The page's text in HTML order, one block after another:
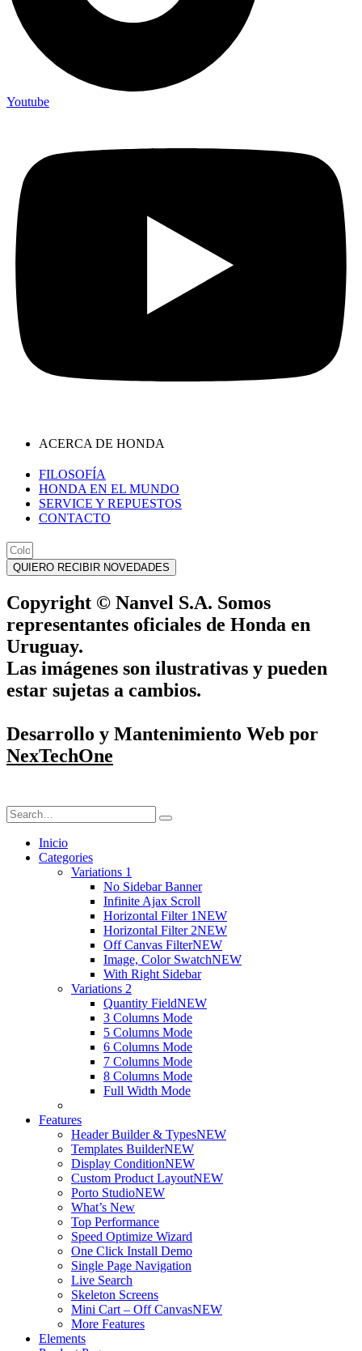
Youtube
ACERCA DE HONDA
FILOSOFÍA
HONDA EN EL MUNDO
SERVICE Y REPUESTOS
CONTACTO
QUIERO RECIBIR NOVEDADES
Copyright © Nanvel S.A. Somos
representantes oficiales de Honda en
Uruguay.
Las imágenes son ilustrativas y pueden
estar sujetas a cambios.
Desarrollo y Mantenimiento Web por
NexTechOne
Inicio
Categories
Variations 1
No Sidebar Banner
Infinite Ajax Scroll
Horizontal Filter 1NEW
Horizontal Filter 2NEW
Off Canvas FilterNEW
Image, Color SwatchNEW
With Right Sidebar
Variations 2
Quantity FieldNEW
3 Columns Mode
5 Columns Mode
6 Columns Mode
7 Columns Mode
8 Columns Mode
Full Width Mode
Features
Header Builder & TypesNEW
Templates BuilderNEW
Display ConditionNEW
Custom Product LayoutNEW
Porto StudioNEW
What’s New
Top Performance
Speed Optimize Wizard
One Click Install Demo
Single Page Navigation
Live Search
Skeleton Screens
Mini Cart – Off CanvasNEW
More Features
Elements